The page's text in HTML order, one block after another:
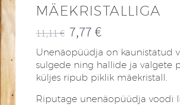
MÄEKRISTALLIGA
11,11€
Algne
hind
oli:
11,11 €.
7,77 €
Praegune
hind
on:
7,77 €.
Unenäopüüdja on kaunistatud
sulgede ning hallide ja valgete
küljes ripub piklik mäekristall.
Riputage unenäopüüdja voodi